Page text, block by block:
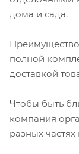
дома и сада.
полной
доставкой
Чтобы быть
компания
разных частях